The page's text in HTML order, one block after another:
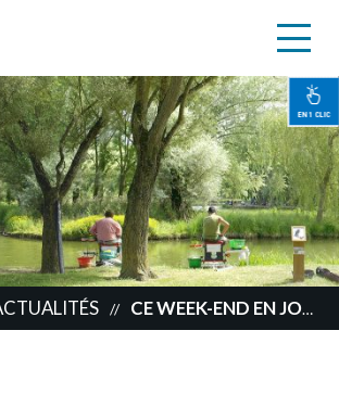
EN 1 CLIC
// CE WEEK-END EN JOCONDIE